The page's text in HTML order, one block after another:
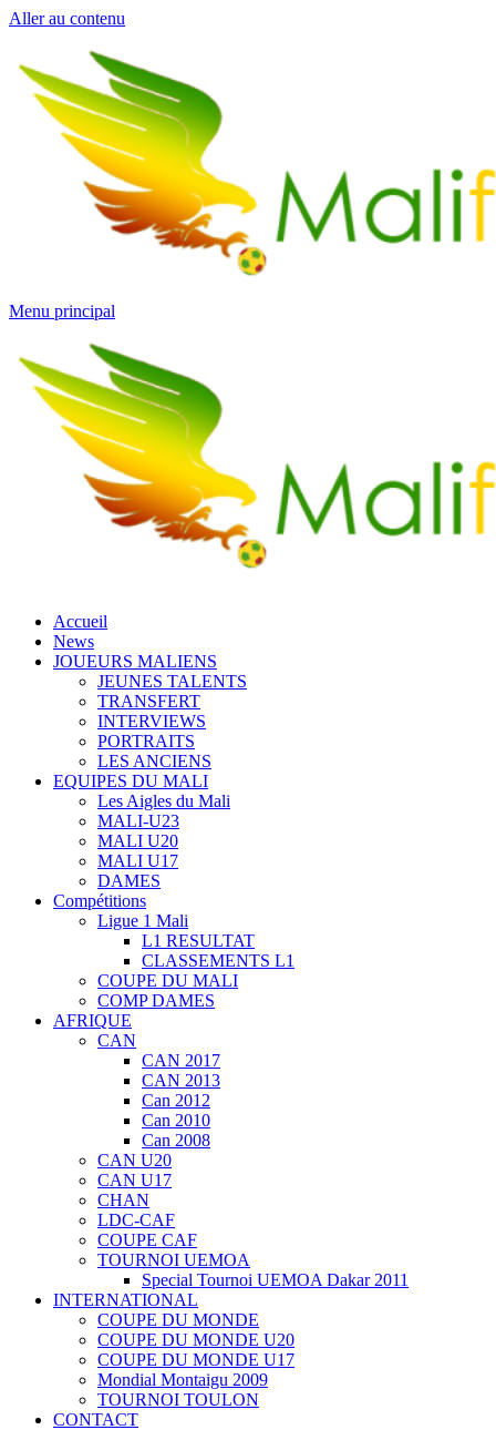
Aller au contenu
Menu principal
Accueil
News
JOUEURS MALIENS
JEUNES TALENTS
TRANSFERT
INTERVIEWS
PORTRAITS
LES ANCIENS
EQUIPES DU MALI
Les Aigles du Mali
MALI-U23
MALI U20
MALI U17
DAMES
Compétitions
Ligue 1 Mali
L1 RESULTAT
CLASSEMENTS L1
COUPE DU MALI
COMP DAMES
AFRIQUE
CAN
CAN 2017
CAN 2013
Can 2012
Can 2010
Can 2008
CAN U20
CAN U17
CHAN
LDC-CAF
COUPE CAF
TOURNOI UEMOA
Special Tournoi UEMOA Dakar 2011
INTERNATIONAL
COUPE DU MONDE
COUPE DU MONDE U20
COUPE DU MONDE U17
Mondial Montaigu 2009
TOURNOI TOULON
CONTACT